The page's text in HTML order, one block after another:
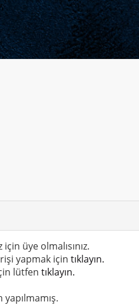
üye olmalısınız.
yapmak için tıklayın.
lütfen tıklayın.